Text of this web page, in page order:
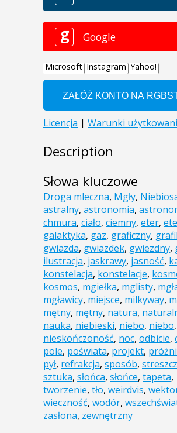
Description
Słowa kluczowe
Droga mleczna, Mgły,
astralny, astronomia,
chmura, ciało, ciemny, eter,
galaktyka, gaz, graficzny,
gwiazda, gwiazdek, gwiezdny,
ilustracja, jaskrawy, jasność,
konstelacja, konstelacje,
kosmos, mgiełka, mglisty,
mgławicy, miejsce, milkyway,
mętny, mętny, natura,
nauka, niebieski, niebo, niebo,
nieskończoność, noc, odbicie,
pole, poświata, projekt,
pył, refrakcja, sposób,
sztuka, słońca, słońce, tapeta,
tworzenie, tło, weirdvis,
wieczność, wodór,
zasłona, zewnętrzny